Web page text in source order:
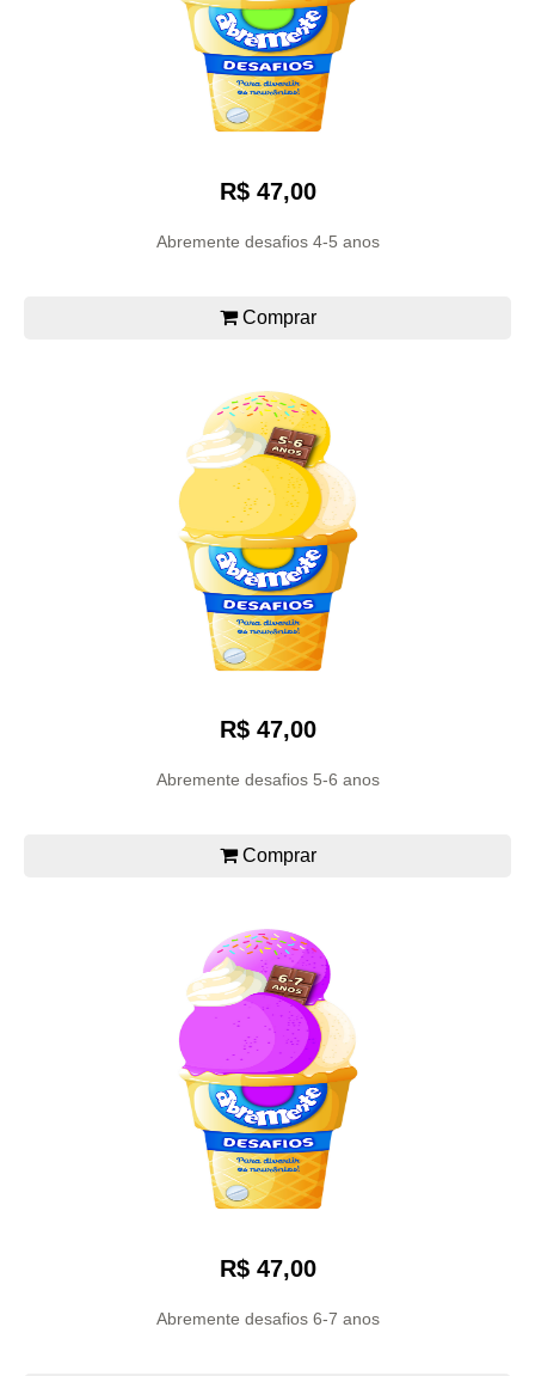
R$ 47,00
Abremente desafios 4-5 anos
Comprar
R$ 47,00
Abremente desafios 5-6 anos
Comprar
R$ 47,00
Abremente desafios 6-7 anos